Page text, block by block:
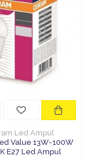
Led Ampul
Value 13W-100W
E27 Led Ampul